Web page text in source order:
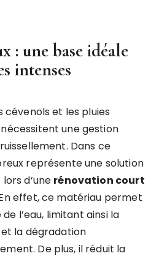
: une base idéale
intenses
cévenols et les pluies
une gestion
Dans ce
représente une solution
d’une rénovation court
effet, ce matériau permet
l’eau, limitant ainsi la
la dégradation
De plus, il réduit la